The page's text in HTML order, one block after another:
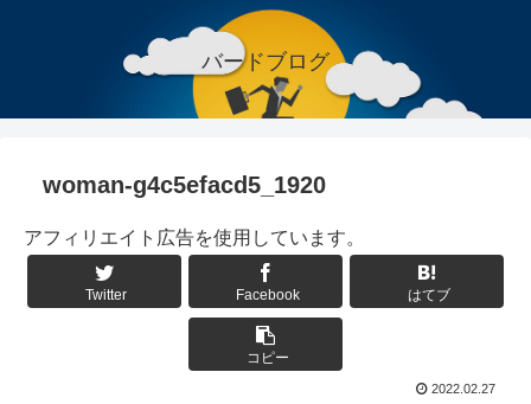
バードブログ
woman-g4c5efacd5_1920
アフィリエイト広告を使用しています。
Twitter Facebook はてブ
コピー
2022.02.27